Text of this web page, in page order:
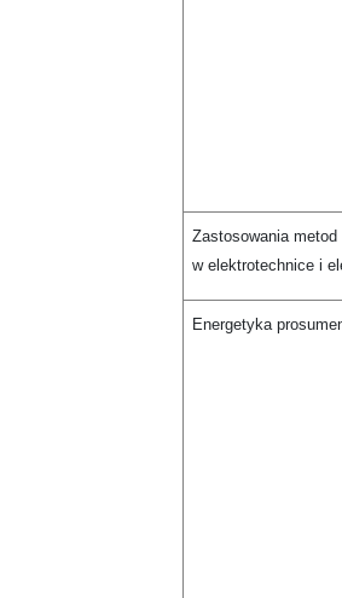
Zastosowania
w elektrotechnice i
Energetyka